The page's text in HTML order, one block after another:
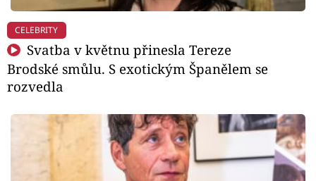
CELEBRITY
Svatba v květnu přinesla Tereze
Brodské smůlu. S exotickým Španělem se
rozvedla